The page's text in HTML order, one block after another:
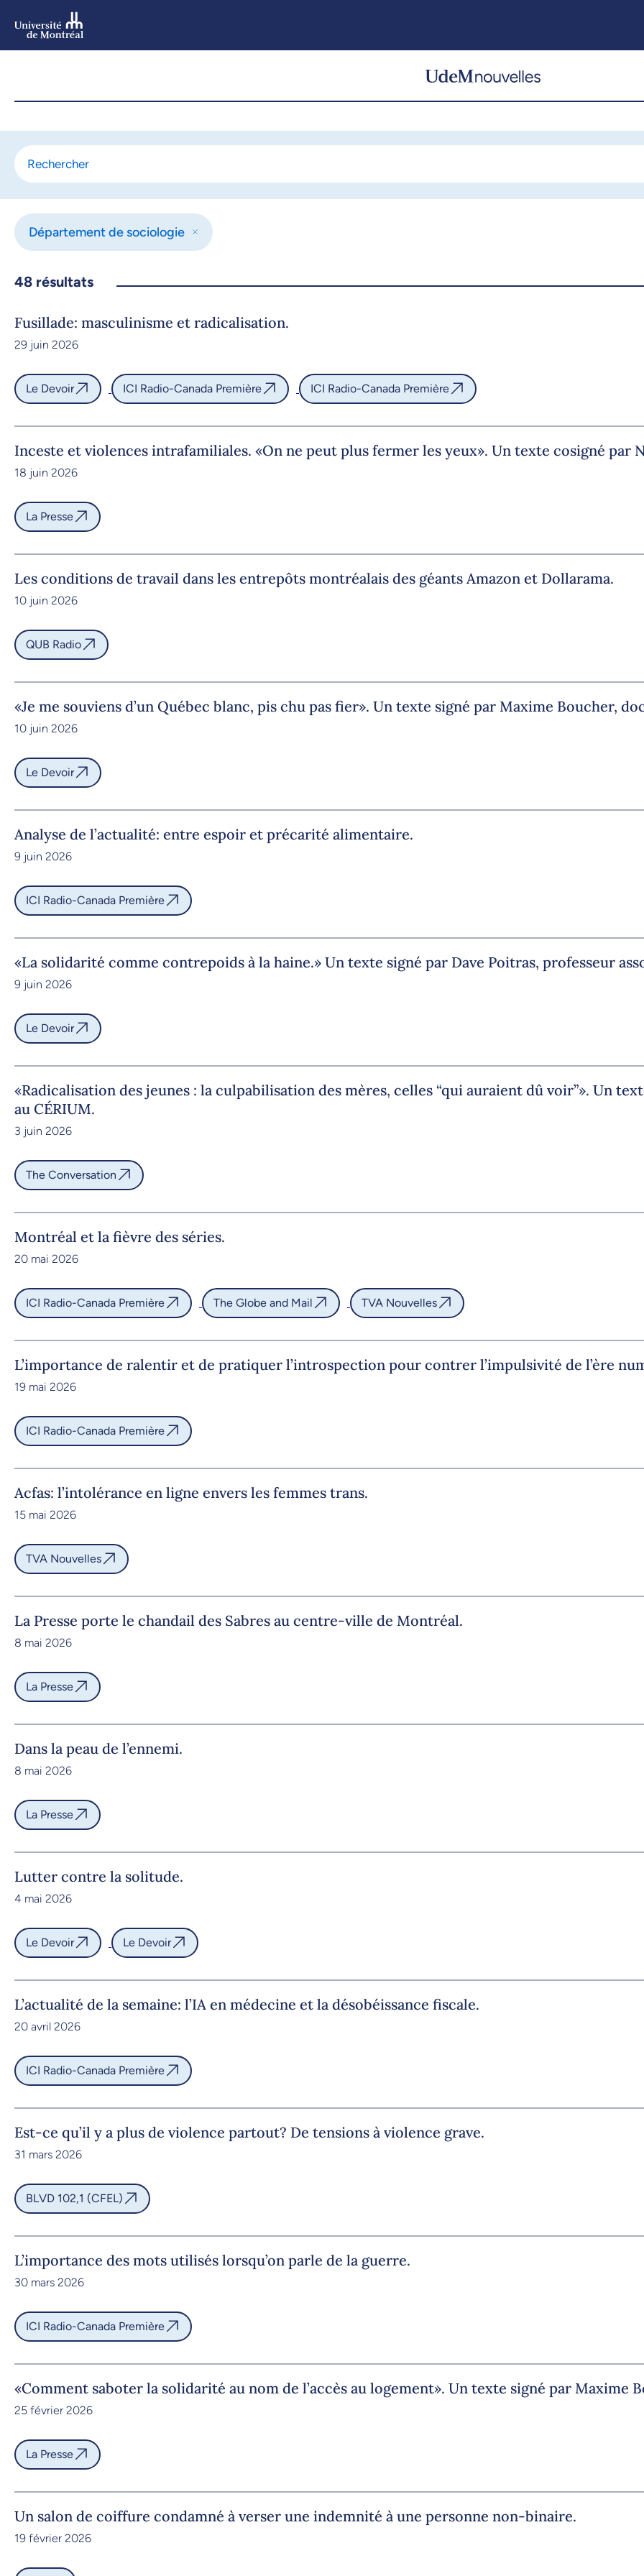
Département de sociologie
48 résultats
Fusillade: masculinisme et radicalisation.
29 juin 2026
Le Devoir ICI Radio-Canada Première ICI Radio-Canada Première
Inceste et violences intrafamiliales. «On ne peut plus fermer les yeux». Un texte cosigné par
18 juin 2026
La Presse
Les conditions de travail dans les entrepôts montréalais des géants Amazon et Dollarama.
10 juin 2026
QUB Radio
«Je me souviens d’un Québec blanc, pis chu pas fier». Un texte signé par Maxime Boucher,
10 juin 2026
Le Devoir
Analyse de l’actualité: entre espoir et précarité alimentaire.
9 juin 2026
ICI Radio-Canada Première
«La solidarité comme contrepoids à la haine.» Un texte signé par Dave Poitras, professeur
9 juin 2026
Le Devoir
«Radicalisation des jeunes : la culpabilisation des mères, celles “qui auraient dû voir”». Un
au CÉRIUM.
3 juin 2026
The Conversation
Montréal et la fièvre des séries.
20 mai 2026
ICI Radio-Canada Première The Globe and Mail TVA Nouvelles
L’importance de ralentir et de pratiquer l’introspection pour contrer l’impulsivité de l’ère
19 mai 2026
ICI Radio-Canada Première
Acfas: l’intolérance en ligne envers les femmes trans.
15 mai 2026
TVA Nouvelles
La Presse porte le chandail des Sabres au centre-ville de Montréal.
8 mai 2026
La Presse
Dans la peau de l’ennemi.
8 mai 2026
La Presse
Lutter contre la solitude.
4 mai 2026
Le Devoir Le Devoir
L’actualité de la semaine: l’IA en médecine et la désobéissance fiscale.
20 avril 2026
ICI Radio-Canada Première
Est-ce qu’il y a plus de violence partout? De tensions à violence grave.
31 mars 2026
BLVD 102,1 (CFEL)
L’importance des mots utilisés lorsqu’on parle de la guerre.
30 mars 2026
ICI Radio-Canada Première
«Comment saboter la solidarité au nom de l’accès au logement». Un texte signé par
25 février 2026
La Presse
Un salon de coiffure condamné à verser une indemnité à une personne non-binaire.
19 février 2026